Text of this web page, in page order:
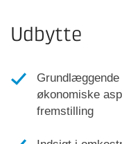
Udbytte
økonomiske
fremstilling